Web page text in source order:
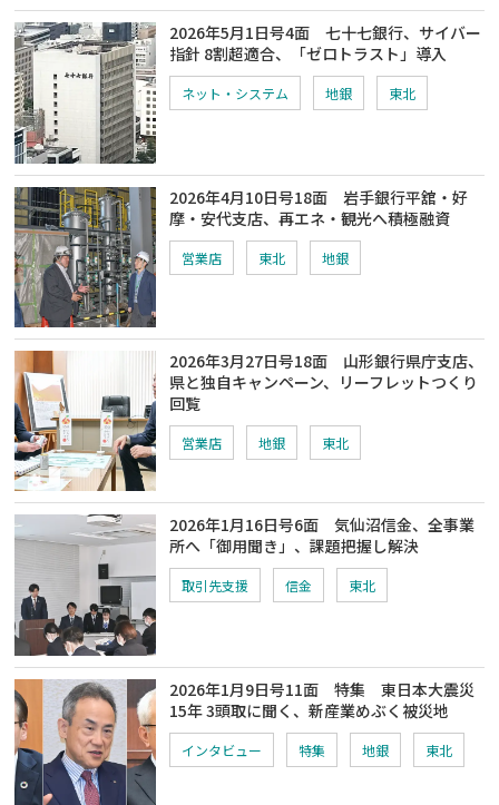
2026年5月1日号4面 七十七銀行、サイバー
指針 8割超適合、「ゼロトラスト」導入
ネット・システム 地銀 東北
2026年4月10日号18面 岩手銀行平舘・好
摩・安代支店、再エネ・観光へ積極融資
営業店 東北 地銀
2026年3月27日号18面 山形銀行県庁支店、
県と独自キャンペーン、リーフレットつくり
回覧
営業店 地銀 東北
2026年1月16日号6面 気仙沼信金、全事業
所へ「御用聞き」、課題把握し解決
取引先支援 信金 東北
2026年1月9日号11面 特集 東日本大震災
15年 3頭取に聞く、新産業めぶく被災地
インタビュー 特集 地銀 東北